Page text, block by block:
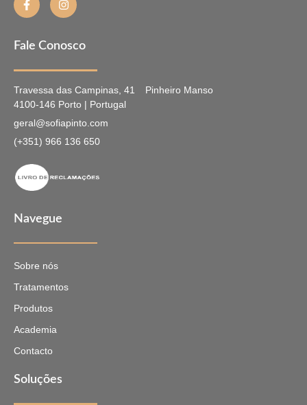
Fale Conosco
Travessa das Campinas, 41
Pinheiro Manso
4100-146 Porto | Portugal
geral@sofiapinto.com
(+351) 966 136 650
Navegue
Sobre nós
Tratamentos
Produtos
Academia
Contacto
Soluções